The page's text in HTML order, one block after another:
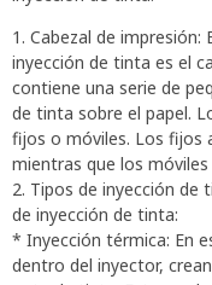
1. Cabezal de impresión:
inyección de tinta es el
contiene una serie de
de tinta sobre el papel.
fijos o móviles. Los fijos
mientras que los
2. Tipos de inyección de
de inyección de tinta:
* Inyección térmica: En
dentro del inyector,